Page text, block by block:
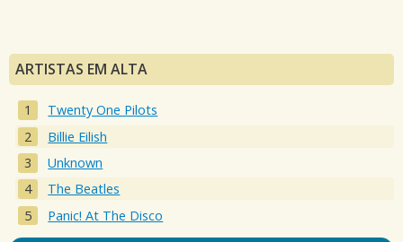
ARTISTAS EM ALTA
Twenty One Pilots
Billie Eilish
Unknown
The Beatles
Panic! At The Disco